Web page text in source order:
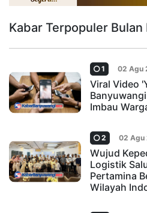
Kabar Terpopuler Bulan
1 02 Agu
Viral Video
Imbau
2 02 Agu
Wujud
Logistik
Pertamina
Wilayah